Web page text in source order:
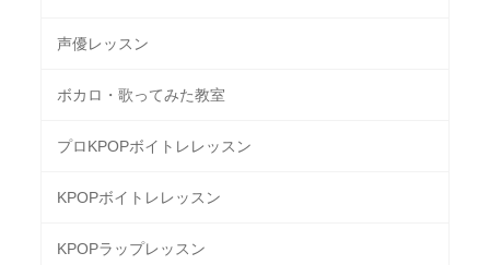
声優レッスン
ボカロ・歌ってみた教室
プロKPOPボイトレレッスン
KPOPボイトレレッスン
KPOPラップレッスン